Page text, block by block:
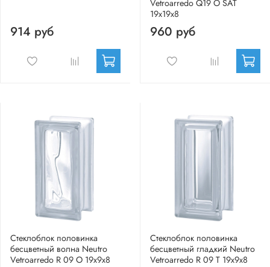
914 руб
Vetroarredo Q19 O SAT
19x19x8
960 руб
Стеклоблок половинка
бесцветный волна Neutro
Vetroarredo R 09 O 19x9x8
Стеклоблок половинка
бесцветный гладкий Neutro
Vetroarredo R 09 T 19x9x8